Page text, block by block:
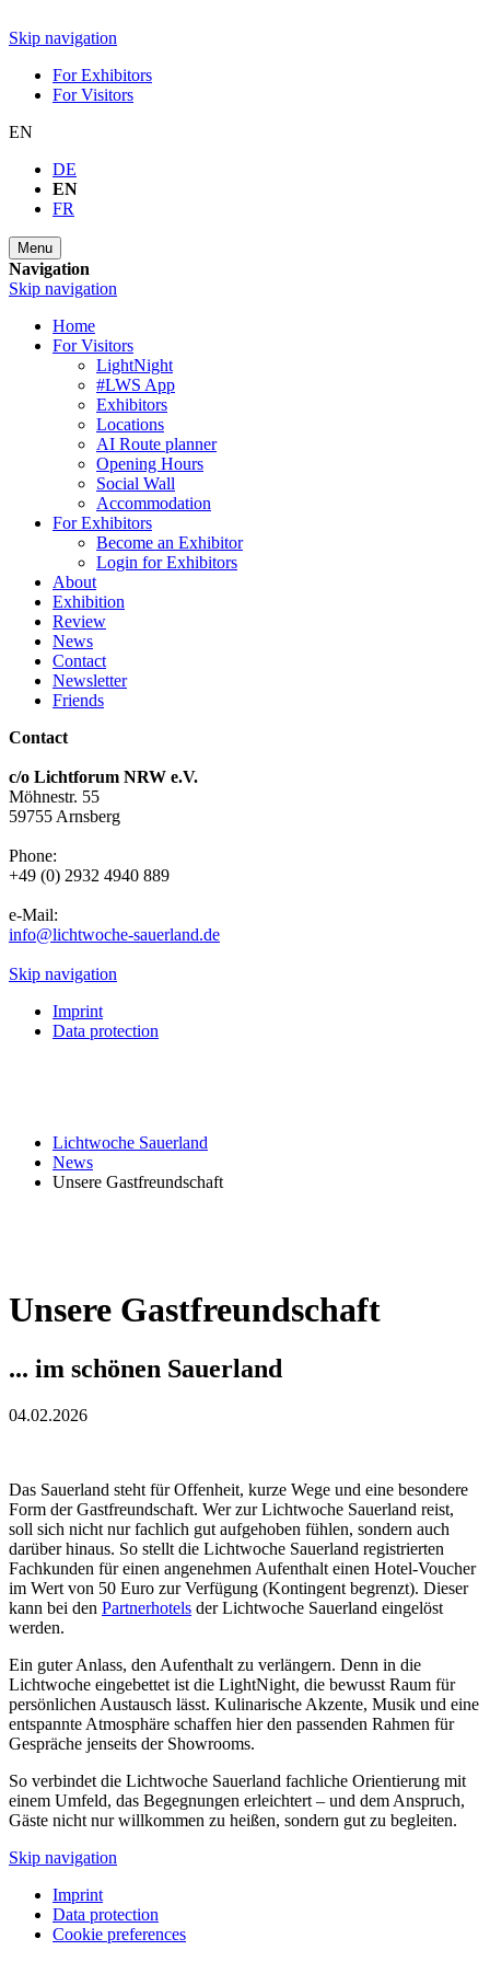
Skip navigation
For Exhibitors
For Visitors
EN
DE
EN
FR
Menu
Navigation
Skip navigation
Home
For Visitors
LightNight
#LWS App
Exhibitors
Locations
AI Route planner
Opening Hours
Social Wall
Accommodation
For Exhibitors
Become an Exhibitor
Login for Exhibitors
About
Exhibition
Review
News
Contact
Newsletter
Friends
Contact
c/o Lichtforum NRW e.V.
Möhnestr. 55
59755 Arnsberg
Phone:
+49 (0) 2932 4940 889
e-Mail:
info@lichtwoche-sauerland.de
Skip navigation
Imprint
Data protection
Lichtwoche Sauerland
News
Unsere Gastfreundschaft
Unsere Gastfreundschaft
... im schönen Sauerland
04.02.2026
Das Sauerland steht für Offenheit, kurze Wege und eine besondere
Form der Gastfreundschaft. Wer zur Lichtwoche Sauerland reist,
soll sich nicht nur fachlich gut aufgehoben fühlen, sondern auch
darüber hinaus. So stellt die Lichtwoche Sauerland registrierten
Fachkunden für einen angenehmen Aufenthalt einen Hotel-Voucher
im Wert von 50 Euro zur Verfügung (Kontingent begrenzt). Dieser
kann bei den Partnerhotels der Lichtwoche Sauerland eingelöst
werden.
Ein guter Anlass, den Aufenthalt zu verlängern. Denn in die
Lichtwoche eingebettet ist die LightNight, die bewusst Raum für
persönlichen Austausch lässt. Kulinarische Akzente, Musik und eine
entspannte Atmosphäre schaffen hier den passenden Rahmen für
Gespräche jenseits der Showrooms.
So verbindet die Lichtwoche Sauerland fachliche Orientierung mit
einem Umfeld, das Begegnungen erleichtert – und dem Anspruch,
Gäste nicht nur willkommen zu heißen, sondern gut zu begleiten.
Skip navigation
Imprint
Data protection
Cookie preferences